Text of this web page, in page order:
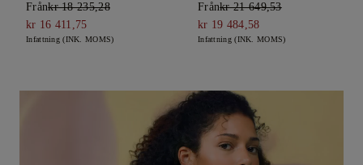
Frånkr 18 235,28
kr 16 411,75
Infattning (INK. MOMS)
Frånkr 21 649,53
kr 19 484,58
Infattning (INK. MOMS)